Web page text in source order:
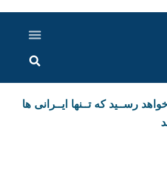
رســید که تــنها ایــرانی ها